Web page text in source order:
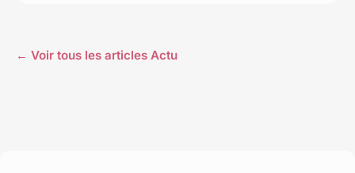
← Voir tous les articles Actu